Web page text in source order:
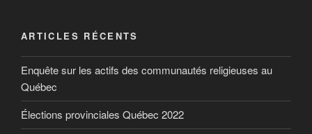
ARTICLES RÉCENTS
Enquête sur les actifs des communautés religieuses au
Québec
Élections provinciales Québec 2022